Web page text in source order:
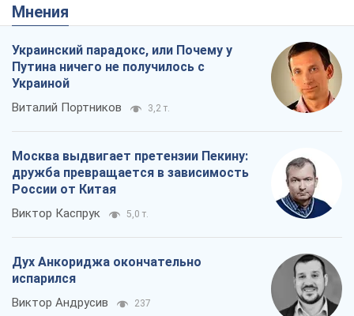
Мнения
Украинский парадокс, или Почему у
Путина ничего не получилось с
Украиной
Виталий Портников 3,2 т.
Москва выдвигает претензии Пекину:
дружба превращается в зависимость
России от Китая
Виктор Каспрук 5,0 т.
Дух Анкориджа окончательно
испарился
Виктор Андрусив 237